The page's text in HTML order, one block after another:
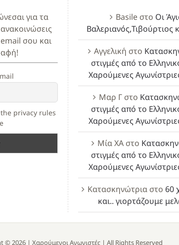
για τα
σου και
privacy rules
Basileστο Οι
Βαλεριανός,Τιβούρτιος
Αγγελική στο
στιγμές από το
Χαρούμενες
Μαρ Γστο
στιγμές από το
Χαρούμενες
Μία ΧΑστο
στιγμές από το
Χαρούμενες
Κατασκηνώτριαστο 60
και.. γιορτάζουμε
© 2026 | Χαρούμενοι Αγωνιστές | All Rights Reserved